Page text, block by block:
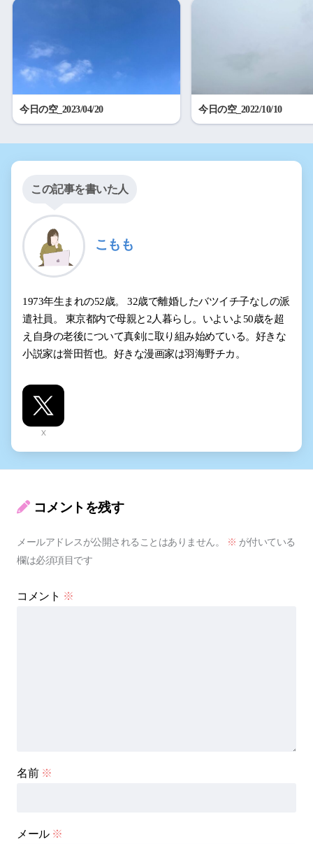
今日の空_2023/04/20 今日の空_2022/10/10
この記事を書いた人
こもも
1973年生まれの52歳。 32歳で離婚したバツイチ子なしの派
遣社員。 東京都内で母親と2人暮らし。いよいよ50歳を超
え自身の老後について真剣に取り組み始めている。好きな
小説家は誉田哲也。好きな漫画家は羽海野チカ。
X
コメントを残す
メールアドレスが公開されることはありません。 ※ が付いている
欄は必須項目です
コメント ※
名前 ※
メール ※